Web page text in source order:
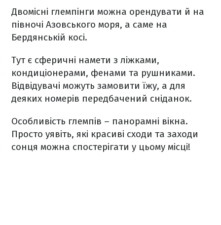
Двомісні глемпінги можна орендувати й на
півночі Азовського моря, а саме на
Бердянській косі.
Тут є сферичні намети з ліжками,
кондиціонерами, фенами та рушниками.
Відвідувачі можуть замовити їжу, а для
деяких номерів передбачений сніданок.
Особливість глемпів – панорамні вікна.
Просто уявіть, які красиві сходи та заходи
сонця можна спостерігати у цьому місці!